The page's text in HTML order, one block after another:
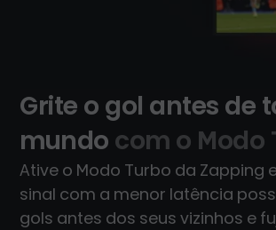
Grite o gol antes de
mundo com o Modo
Ative o Modo Turbo da Zapping
sinal com a menor latência
gols antes dos seus vizinhos e